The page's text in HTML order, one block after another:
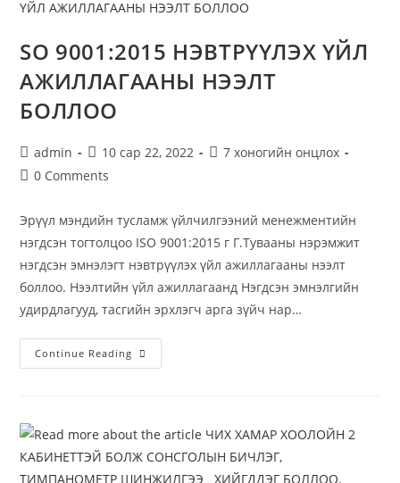
SO 9001:2015 НЭВТРҮҮЛЭХ ҮЙЛ
АЖИЛЛАГААНЫ НЭЭЛТ
БОЛЛОО
admin 10 сар 22, 2022
7 хоногийн онцлох
0 Comments
Эрүүл мэндийн тусламж үйлчилгээний менежментийн
нэгдсэн тогтолцоо ISO 9001:2015 г Г.Тувааны нэрэмжит
нэгдсэн эмнэлэгт нэвтрүүлэх үйл ажиллагааны нээлт
боллоо. Нээлтийн үйл ажиллагаанд Нэгдсэн эмнэлгийн
удирдлагууд, тасгийн эрхлэгч арга зүйч нар…
Continue Reading